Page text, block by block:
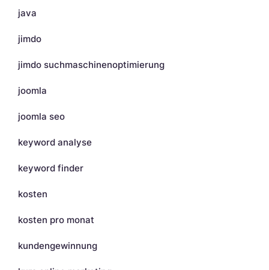
java
jimdo
jimdo suchmaschinenoptimierung
joomla
joomla seo
keyword analyse
keyword finder
kosten
kosten pro monat
kundengewinnung